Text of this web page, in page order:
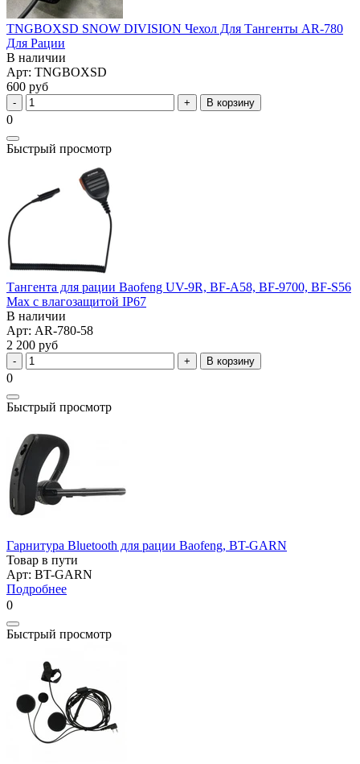
TNGBOXSD SNOW DIVISION Чехол Для Тангенты AR-780
Для Рации
В наличии
Арт: TNGBOXSD
600 руб
В корзину
0
Быстрый просмотр
Тангента для рации Baofeng UV-9R, BF-A58, BF-9700, BF-S56
Max с влагозащитой IP67
В наличии
Арт: AR-780-58
2 200 руб
В корзину
0
Быстрый просмотр
Гарнитура Bluetooth для рации Baofeng, BT-GARN
Товар в пути
Арт: BT-GARN
Подробнее
0
Быстрый просмотр